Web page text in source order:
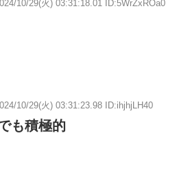
10/29(火) 03:31:18.01 ID:5WrZxROa0
10/29(火) 03:31:23.98 ID:ihjhjLH40
も積極的